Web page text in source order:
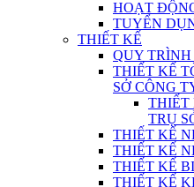
HOẠT
TUYỂN
THIẾT KẾ
QUY
THIẾT KẾ
SỞ CÔNG
THIẾT
TRỤ
THIẾT KẾ
THIẾT KẾ
THIẾT KẾ
THIẾT KẾ